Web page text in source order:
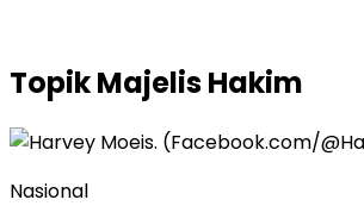
TopikMajelis Hakim
Nasional